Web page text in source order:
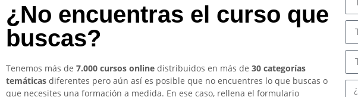
¿No encuentras el curso que
buscas?
Tenemos más de 7.000 cursos online distribuidos en más de 30 categorías
temáticas diferentes pero aún así es posible que no encuentres lo que buscas o
que necesites una formación a medida. En ese caso, rellena el formulario